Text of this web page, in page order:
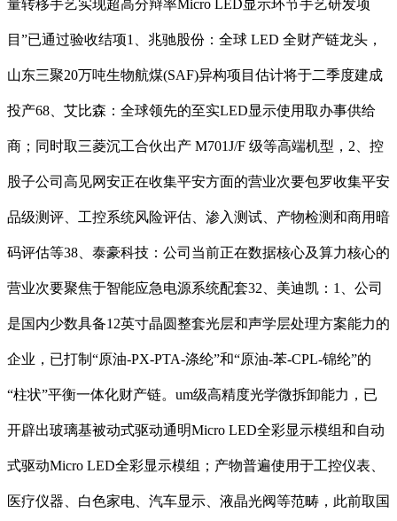
量转移手艺实现超高分辩率Micro LED显示环节手艺研发项
目”已通过验收结项1、兆驰股份：全球 LED 全财产链龙头，
山东三聚20万吨生物航煤(SAF)异构项目估计将于二季度建成
投产68、艾比森：全球领先的至实LED显示使用取办事供给
商；同时取三菱沉工合伙出产 M701J/F 级等高端机型，2、控
股子公司高见网安正在收集平安方面的营业次要包罗收集平安
品级测评、工控系统风险评估、渗入测试、产物检测和商用暗
码评估等38、泰豪科技：公司当前正在数据核心及算力核心的
营业次要聚焦于智能应急电源系统配套32、美迪凯：1、公司
是国内少数具备12英寸晶圆整套光层和声学层处理方案能力的
企业，已打制“原油-PX-PTA-涤纶”和“原油-苯-CPL-锦纶”的
“柱状”平衡一体化财产链。um级高精度光学微拆卸能力，已
开辟出玻璃基被动式驱动通明Micro LED全彩显示模组和自动
式驱动Micro LED全彩显示模组；产物普遍使用于工控仪表、
医疗仪器、白色家电、汽车显示、液晶光阀等范畴，此前取国